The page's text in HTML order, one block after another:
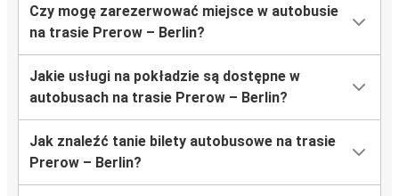
Czy mogę zarezerwować miejsce w autobusie
na trasie Prerow – Berlin?
Jakie usługi na pokładzie są dostępne w
autobusach na trasie Prerow – Berlin?
Jak znaleźć tanie bilety autobusowe na trasie
Prerow – Berlin?